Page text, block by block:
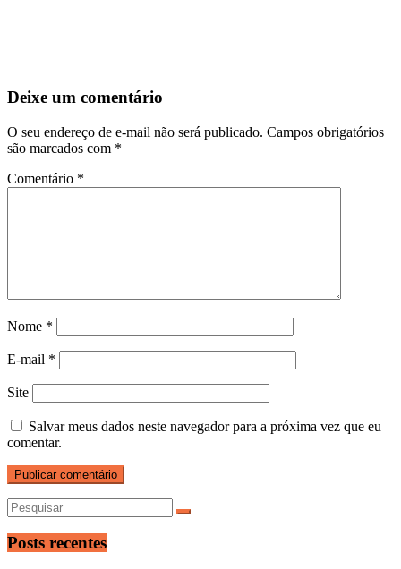
Deixe um comentário
O seu endereço de e-mail não será publicado. Campos obrigatórios
são marcados com *
Comentário *
Nome *
E-mail *
Site
Salvar meus dados neste navegador para a próxima vez que eu
comentar.
Posts recentes